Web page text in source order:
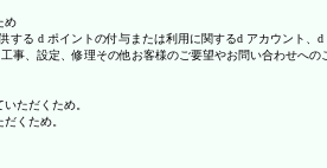
め
る d ポイントの付与または利用に関するd アカウント、d
、設定、修理その他お客様のご要望やお問い合わせへの
ただくため。
くため。